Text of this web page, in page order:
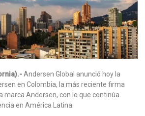
Andersen Global anunció hoy la
en Colombia, la más reciente firma
marca Andersen, con lo que continúa
en América Latina.